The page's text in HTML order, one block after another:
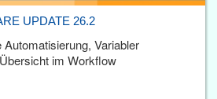
UPDATE 26.2
Variabler
im Workflow